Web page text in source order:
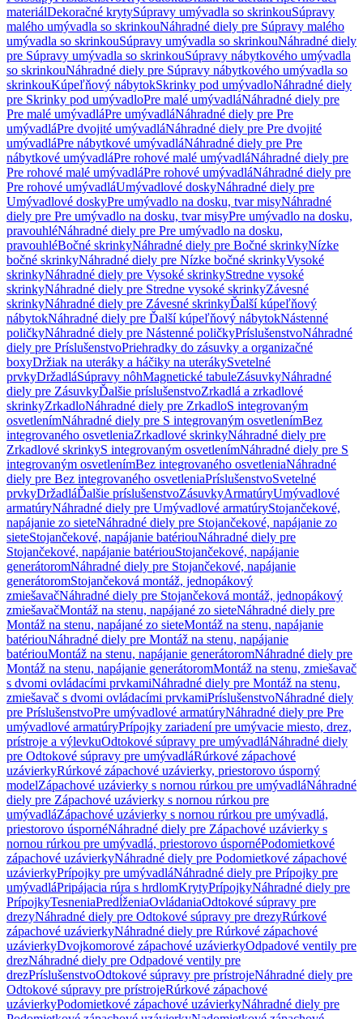
materiálDekoračné krytySúpravy umývadla so skrinkouSúpravy
malého umývadla so skrinkouNáhradné diely pre Súpravy malého
umývadla so skrinkouSúpravy umývadla so skrinkouNáhradné diely
pre Súpravy umývadla so skrinkouSúpravy nábytkového umývadla
so skrinkouNáhradné diely pre Súpravy nábytkového umývadla so
skrinkouKúpeľňový nábytokSkrinky pod umývadloNáhradné diely
pre Skrinky pod umývadloPre malé umývadláNáhradné diely pre
Pre malé umývadláPre umývadláNáhradné diely pre Pre
umývadláPre dvojité umývadláNáhradné diely pre Pre dvojité
umývadláPre nábytkové umývadláNáhradné diely pre Pre
nábytkové umývadláPre rohové malé umývadláNáhradné diely pre
Pre rohové malé umývadláPre rohové umývadláNáhradné diely pre
Pre rohové umývadláUmývadlové doskyNáhradné diely pre
Umývadlové doskyPre umývadlo na dosku, tvar misyNáhradné
diely pre Pre umývadlo na dosku, tvar misyPre umývadlo na dosku,
pravouhléNáhradné diely pre Pre umývadlo na dosku,
pravouhléBočné skrinkyNáhradné diely pre Bočné skrinkyNízke
bočné skrinkyNáhradné diely pre Nízke bočné skrinkyVysoké
skrinkyNáhradné diely pre Vysoké skrinkyStredne vysoké
skrinkyNáhradné diely pre Stredne vysoké skrinkyZávesné
skrinkyNáhradné diely pre Závesné skrinkyĎalší kúpeľňový
nábytokNáhradné diely pre Ďalší kúpeľňový nábytokNástenné
poličkyNáhradné diely pre Nástenné poličkyPríslušenstvoNáhradné
diely pre PríslušenstvoPriehradky do zásuvky a organizačné
boxyDržiak na uteráky a háčiky na uterákySvetelné
prvkyDržadláSúpravy nôhMagnetické tabuleZásuvkyNáhradné
diely pre ZásuvkyĎalšie príslušenstvoZrkadlá a zrkadlové
skrinkyZrkadloNáhradné diely pre ZrkadloS integrovaným
osvetlenímNáhradné diely pre S integrovaným osvetlenímBez
integrovaného osvetleniaZrkadlové skrinkyNáhradné diely pre
Zrkadlové skrinkyS integrovaným osvetlenímNáhradné diely pre S
integrovaným osvetlenímBez integrovaného osvetleniaNáhradné
diely pre Bez integrovaného osvetleniaPríslušenstvoSvetelné
prvkyDržadláĎalšie príslušenstvoZásuvkyArmatúryUmývadlové
armatúryNáhradné diely pre Umývadlové armatúryStojančekové,
napájanie zo sieteNáhradné diely pre Stojančekové, napájanie zo
sieteStojančekové, napájanie batériouNáhradné diely pre
Stojančekové, napájanie batériouStojančekové, napájanie
generátoromNáhradné diely pre Stojančekové, napájanie
generátoromStojančeková montáž, jednopákový
zmiešavačNáhradné diely pre Stojančeková montáž, jednopákový
zmiešavačMontáž na stenu, napájané zo sieteNáhradné diely pre
Montáž na stenu, napájané zo sieteMontáž na stenu, napájanie
batériouNáhradné diely pre Montáž na stenu, napájanie
batériouMontáž na stenu, napájanie generátoromNáhradné diely pre
Montáž na stenu, napájanie generátoromMontáž na stenu, zmiešavač
s dvomi ovládacími prvkamiNáhradné diely pre Montáž na stenu,
zmiešavač s dvomi ovládacími prvkamiPríslušenstvoNáhradné diely
pre PríslušenstvoPre umývadlové armatúryNáhradné diely pre Pre
umývadlové armatúryPrípojky zariadení pre umývacie miesto, drez,
prístroje a výlevkuOdtokové súpravy pre umývadláNáhradné diely
pre Odtokové súpravy pre umývadláRúrkové zápachové
uzávierkyRúrkové zápachové uzávierky, priestorovo úsporný
modelZápachové uzávierky s nornou rúrkou pre umývadláNáhradné
diely pre Zápachové uzávierky s nornou rúrkou pre
umývadláZápachové uzávierky s nornou rúrkou pre umývadlá,
priestorovo úspornéNáhradné diely pre Zápachové uzávierky s
nornou rúrkou pre umývadlá, priestorovo úspornéPodomietkové
zápachové uzávierkyNáhradné diely pre Podomietkové zápachové
uzávierkyPrípojky pre umývadláNáhradné diely pre Prípojky pre
umývadláPripájacia rúra s hrdlomKrytyPrípojkyNáhradné diely pre
PrípojkyTesneniaPredĺženiaOvládaniaOdtokové súpravy pre
drezyNáhradné diely pre Odtokové súpravy pre drezyRúrkové
zápachové uzávierkyNáhradné diely pre Rúrkové zápachové
uzávierkyDvojkomorové zápachové uzávierkyOdpadové ventily pre
drezNáhradné diely pre Odpadové ventily pre
drezPríslušenstvoOdtokové súpravy pre prístrojeNáhradné diely pre
Odtokové súpravy pre prístrojeRúrkové zápachové
uzávierkyPodomietkové zápachové uzávierkyNáhradné diely pre